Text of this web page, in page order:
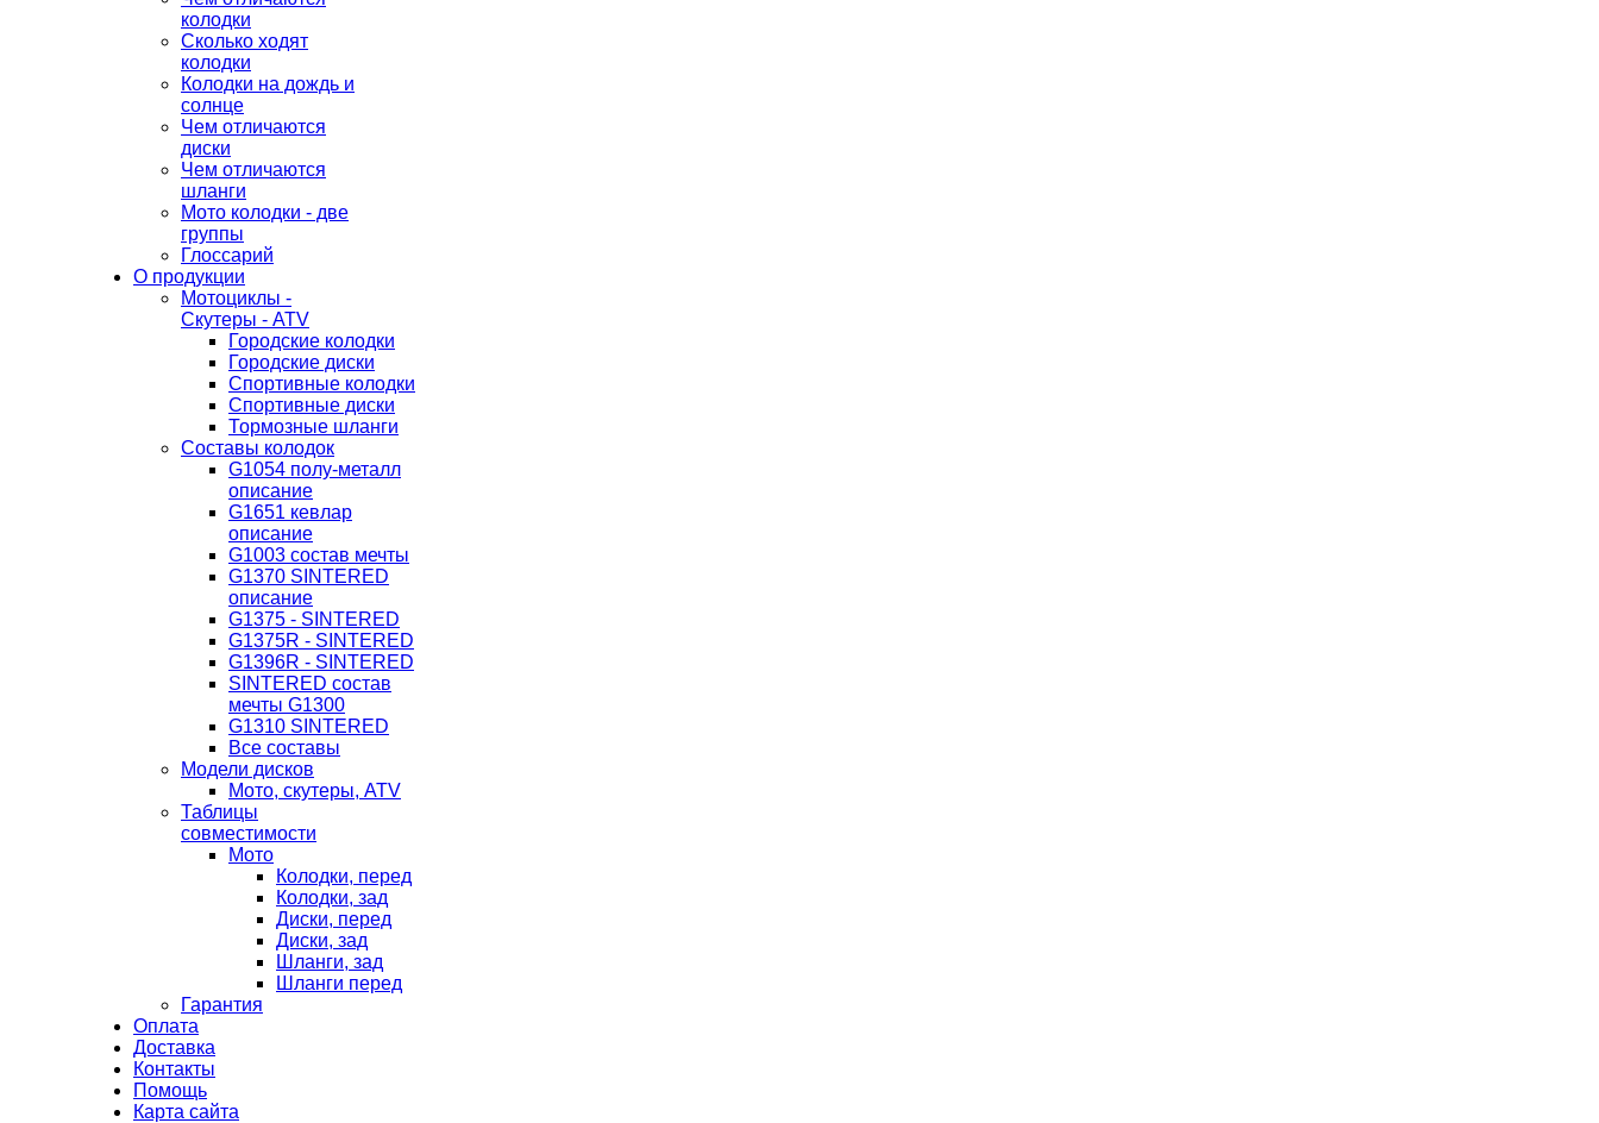
колодки
Сколько ходят
колодки
Колодки на дождь и
солнце
Чем отличаются
диски
Чем отличаются
шланги
Мото колодки - две
группы
Глоссарий
О продукции
Мотоциклы -
Скутеры - ATV
Городские колодки
Городские диски
Спортивные колодки
Спортивные диски
Тормозные шланги
Составы колодок
G1054 полу-металл
описание
G1651 кевлар
описание
G1003 состав мечты
G1370 SINTERED
описание
G1375 - SINTERED
G1375R - SINTERED
G1396R - SINTERED
SINTERED состав
мечты G1300
G1310 SINTERED
Все составы
Модели дисков
Мото, скутеры, ATV
Таблицы
совместимости
Мото
Колодки, перед
Колодки, зад
Диски, перед
Диски, зад
Шланги, зад
Шланги перед
Гарантия
Оплата
Доставка
Контакты
Помощь
Карта сайта